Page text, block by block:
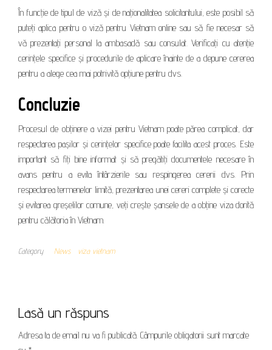
În funcție de tipul de viză și de naționalitatea solicitantului, este posibil să
puteți aplica pentru o viză pentru Vietnam online sau să fie necesar să
vă prezentați personal la ambasadă sau consulat. Verificați cu atenție
cerințele specifice și procedurile de aplicare înainte de a depune cererea
pentru a alege cea mai potrivită opțiune pentru dvs.
Concluzie
Procesul de obținere a vizei pentru Vietnam poate părea complicat, dar
respectarea pașilor și cerințelor specifice poate facilita acest proces. Este
important să fiți bine informat și să pregătiți documentele necesare în
avans pentru a evita întârzierile sau respingerea cererii dvs. Prin
respectarea termenelor limită, prezentarea unei cereri complete și corecte
și evitarea greșelilor comune, veți crește șansele de a obține viza dorită
pentru călătoria în Vietnam.
Category News viza vietnam
Lasă un răspuns
Adresa ta de email nu va fi publicată. Câmpurile obligatorii sunt marcate